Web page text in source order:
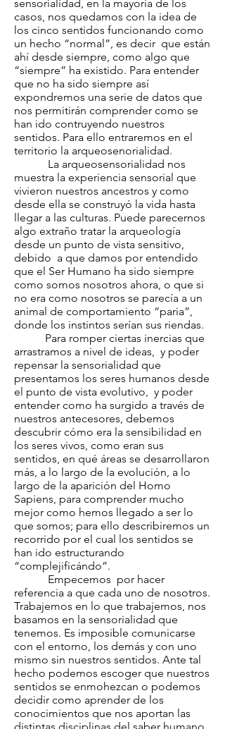
sensorialidad, en la mayoria de los
casos, nos quedamos con la idea de
los cinco sentidos funcionando como
un hecho “normal”, es decir que están
ahí desde siempre, como algo que
“siempre” ha existido. Para entender
que no ha sido siempre así
expondremos una serie de datos que
nos permitirán comprender como se
han ido contruyendo nuestros
sentidos. Para ello entraremos en el
territorio la arqueosenorialidad.
La arqueosensorialidad nos
muestra la experiencia sensorial que
vivieron nuestros ancestros y como
desde ella se construyó la vida hasta
llegar a las culturas. Puede parecernos
algo extraño tratar la arqueología
desde un punto de vista sensitivo,
debido a que damos por entendido
que el Ser Humano ha sido siempre
como somos nosotros ahora, o que si
no era como nosotros se parecía a un
animal de comportamiento “paria”,
donde los instintos serían sus riendas.
Para romper ciertas inercias que
arrastramos a nivel de ideas, y poder
repensar la sensorialidad que
presentamos los seres humanos desde
el punto de vista evolutivo, y poder
entender como ha surgido a través de
nuestros antecesores, debemos
descubrir cómo era la sensibilidad en
los seres vivos, como eran sus
sentidos, en qué áreas se desarrollaron
más, a lo largo de la evolución, a lo
largo de la aparición del Homo
Sapiens, para comprender mucho
mejor como hemos llegado a ser lo
que somos; para ello describiremos un
recorrido por el cual los sentidos se
han ido estructurando
“complejificándo”.
Empecemos por hacer
referencia a que cada uno de nosotros.
Trabajemos en lo que trabajemos, nos
basamos en la sensorialidad que
tenemos. Es imposible comunicarse
con el entorno, los demás y con uno
mismo sin nuestros sentidos. Ante tal
hecho podemos escoger que nuestros
sentidos se enmohezcan o podemos
decidir como aprender de los
conocimientos que nos aportan las
distintas disciplinas del saber humano